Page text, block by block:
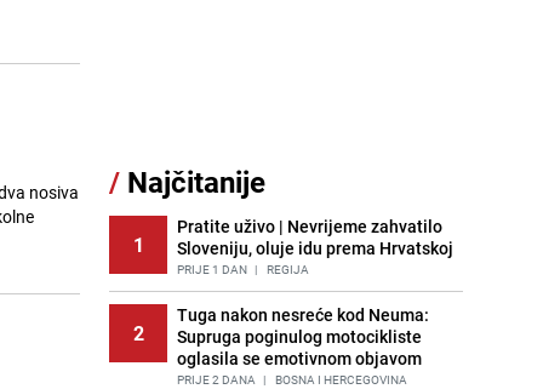
nosiva
/ Najčitanije
1
Pratite uživo | Nevrijeme zahvatilo
Sloveniju, oluje idu prema Hrvatskoj
PRIJE 1 DAN | REGIJA
2
Tuga nakon nesreće kod Neuma:
Supruga poginulog motocikliste
oglasila se emotivnom objavom
PRIJE 2 DANA | BOSNA I HERCEGOVINA